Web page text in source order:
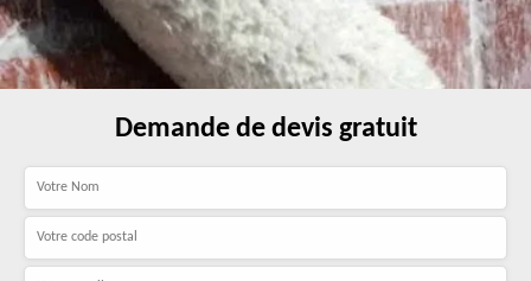
Demande de devis gratuit